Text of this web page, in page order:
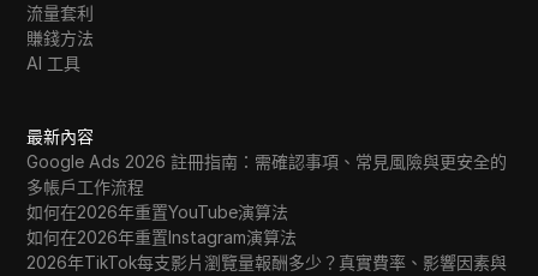
流量套利
賺錢方法
AI 工具
最新內容
Google Ads 2026 註冊指南：需確認事項、常見風險與更安全的
多帳戶工作流程
如何在2026年重置YouTube演算法
如何在2026年重置Instagram演算法
2026年TikTok每支影片瀏覽量報酬多少？真實費率、影響因素與